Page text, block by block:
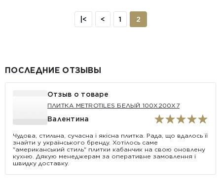
|< < 1 2
ПОСЛЕДНИЕ ОТЗЫВЫ
Отзыв о товаре
ПЛИТКА METROTILES БЕЛЫЙ 100X200X7
Валентина
Чудова, стильна, сучасна і якісна плитка. Рада, що вдалось її
знайти у українського бренду. Хотілось саме
"американський стиль" плитки кабанчик на свою оновлену
кухню. Дякую менеджерам за оперативне замовлення і
швидку доставку.